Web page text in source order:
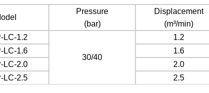
Pressure
(bar)
Displacement
(m³/min)
LC-1.2
30/40
1.2
LC-1.6
1.6
LC-2.0
2.0
LC-2.5
2.5